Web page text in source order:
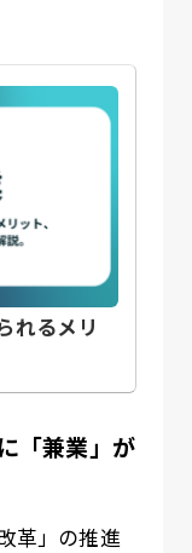
れるメリ
「兼業」が
革」の推進